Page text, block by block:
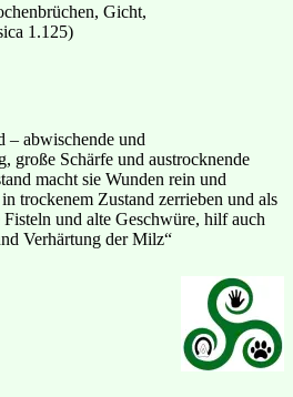
Gicht,
1.125)
abwischende und
große Schärfe und austrocknende
macht sie Wunden rein und
trockenem Zustand zerrieben und als
und alte Geschwüre, hilf auch
Verhärtung der Milz“